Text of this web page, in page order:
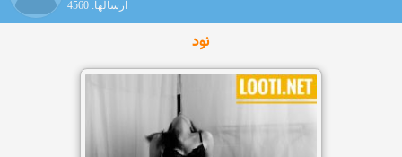
ارسالها: 4560
نود